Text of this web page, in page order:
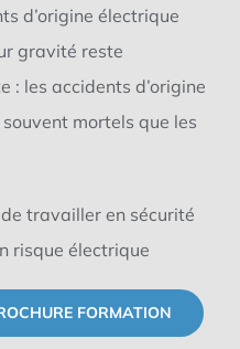
d’origine électrique
gravité reste
les accidents d’origine
mortels que les
travailler en sécurité
risque électrique
FORMATION